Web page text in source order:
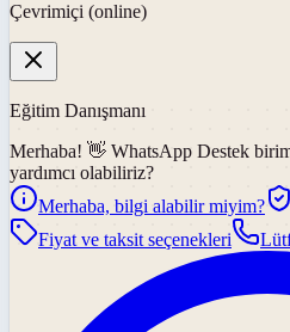
Çevrimiçi (online)
Eğitim Danışmanı
Merhaba! 👋 WhatsApp Destek
yardımcı olabiliriz?
Merhaba, bilgi alabilir miyim?
Fiyat ve taksit seçenekleri